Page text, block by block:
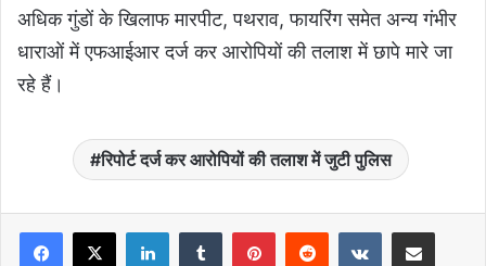
अधिक गुंडों के खिलाफ मारपीट, पथराव, फायरिंग समेत अन्य गंभीर
धाराओं में एफआईआर दर्ज कर आरोपियों की तलाश में छापे मारे जा
रहे हैं।
रिपोर्ट दर्ज कर आरोपियों की तलाश में जुटी पुलिस
LinkedInTumblrPinterestRedditVKontakte
Share via Email